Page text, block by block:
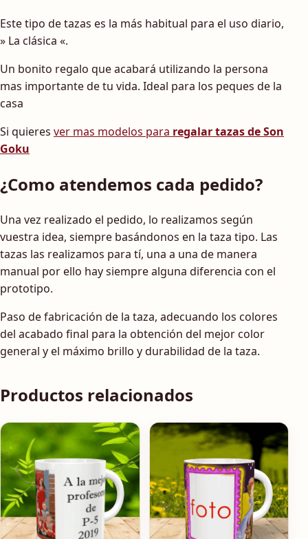
Este tipo de tazas es la más habitual para el uso diario,
» La clásica «.
Un bonito regalo que acabará utilizando la persona
mas importante de tu vida. Ideal para los peques de la
casa
Si quieres ver mas modelos para regalar tazas de Son
Goku
¿Como atendemos cada pedido?
Una vez realizado el pedido, lo realizamos según
vuestra idea, siempre basándonos en la taza tipo. Las
tazas las realizamos para tí, una a una de manera
manual por ello hay siempre alguna diferencia con el
prototipo.
Paso de fabricación de la taza, adecuando los colores
del acabado final para la obtención del mejor color
general y el máximo brillo y durabilidad de la taza.
Productos relacionados